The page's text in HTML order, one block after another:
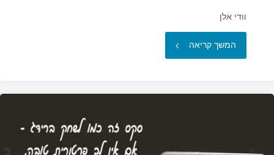
וודי אלן
המשך קריאה "מוות
אחד
המעטים…"